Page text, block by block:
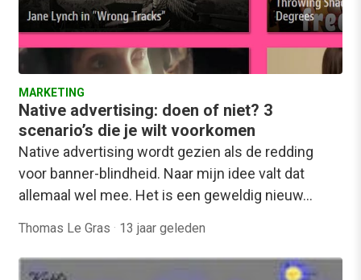
MARKETING
Native advertising: doen of niet? 3
scenario’s die je wilt voorkomen
Native advertising wordt gezien als de redding
voor banner-blindheid. Naar mijn idee valt dat
allemaal wel mee. Het is een geweldig nieuw…
Thomas Le Gras · 13 jaar geleden